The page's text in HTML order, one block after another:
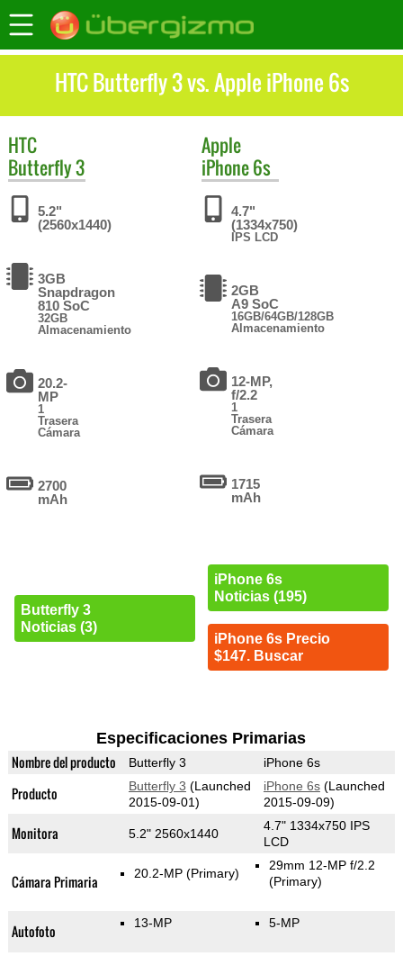
HTC Butterfly 3 vs. Apple iPhone 6s
HTC
Butterfly 3
5.2"
(2560x1440)
3GB
Snapdragon
810 SoC
32GB
Almacenamiento
20.2-
MP
1
Trasera
Cámara
2700
mAh
Butterfly 3
Noticias (3)
Apple
iPhone 6s
4.7"
(1334x750)
IPS LCD
2GB
A9 SoC
16GB/64GB/128GB
Almacenamiento
12-MP,
f/2.2
1
Trasera
Cámara
1715
mAh
iPhone 6s
Noticias (195)
iPhone 6s Precio
$147. Buscar
Especificaciones Primarias
Nombre del producto Butterfly 3 iPhone 6s
Producto Butterfly 3 (Launched
2015-09-01)
iPhone 6s(Launched
2015-09-09)
Monitora 5.2" 2560x1440
4.7" 1334x750 IPS
LCD
Cámara Primaria 20.2-MP (Primary)
29mm 12-MP f/2.2
(Primary)
Autofoto 13-MP 5-MP